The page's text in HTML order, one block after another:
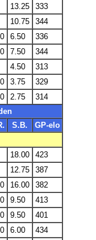
13.25
333
10.75
344
6.50
336
7.50
344
4.50
313
3.75
329
2.75
314
S.B.
GP-elo
18.00
423
12.75
387
16.00
382
9.50
413
9.50
401
6.00
434